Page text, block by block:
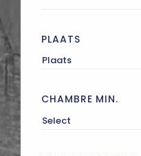
PLAATS
Plaats
CHAMBRE MIN.
Select